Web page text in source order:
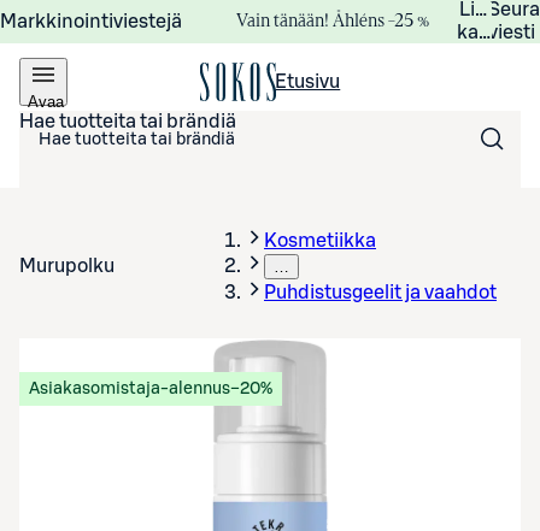
Markkinointiviestejä Vain tänään! Åhléns –25 %
viesti
Avaa
valikko
Etusivu
Hae tuotteita tai brändiä
Murupolku
Kosmetiikka
…
Puhdistusgeelit ja vaahdot
Asiakasomistaja-alennus−20%